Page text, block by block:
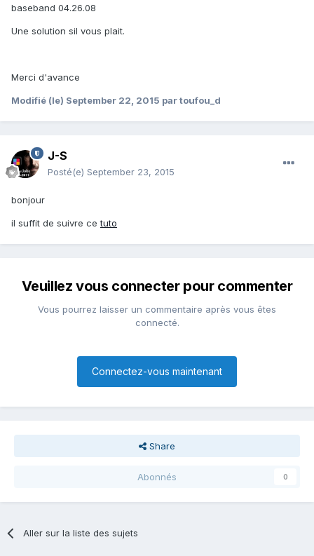
baseband 04.26.08
Une solution sil vous plait.
Merci d'avance
Modifié (le) September 22, 2015 par toufou_d
J-S
Posté(e) September 23, 2015
bonjour
il suffit de suivre cetuto
Veuillez vous connecter pour commenter
Vous pourrez laisser un commentaire après vous êtes
connecté.
Connectez-vous maintenant
Share
Abonnés 0
Aller sur la liste des sujets